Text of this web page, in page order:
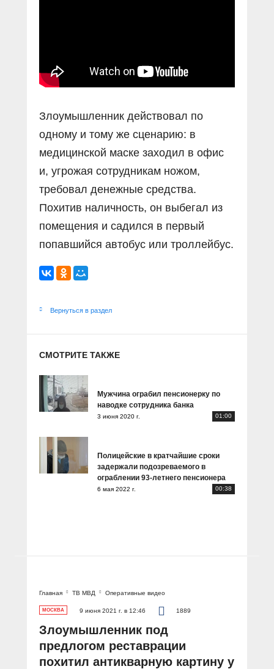
Вакансии
Злоумышленник действовал по
одному и тому же сценарию: в
медицинской маске заходил в офис
и, угрожая сотрудникам ножом,
требовал денежные средства.
Похитив наличность, он выбегал из
помещения и садился в первый
попавшийся автобус или троллейбус.
Вернуться в раздел
СМОТРИТЕ ТАКЖЕ
Мужчина ограбил пенсионерку по
наводке сотрудника банка
3 июня 2020 г. 01:00
Полицейские в кратчайшие сроки
задержали подозреваемого в
ограблении 93-летнего пенсионера
6 мая 2022 г. 00:38
Главная ТВ МВД Оперативные видео
МОСКВА 9 июня 2021 г. в 12:46 1889
Злоумышленник под
предлогом реставрации
похитил антикварную картину у